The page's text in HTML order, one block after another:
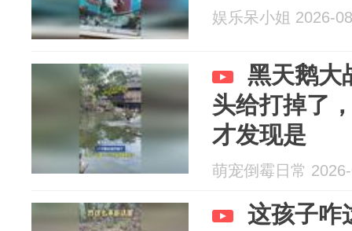
娱乐呆小姐 2026-
黑天鹅大
头给打掉了
才发现是
萌宠倒霉日常
这孩子咋